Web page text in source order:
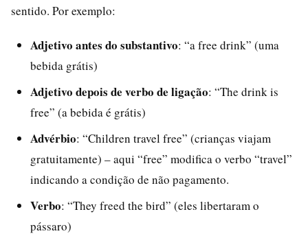
sentido. Por exemplo:
Adjetivo antes do substantivo: “a free drink” (uma
bebida grátis)
Adjetivo depois de verbo de ligação: “The drink is
free” (a bebida é grátis)
Advérbio: “Children travel free” (crianças viajam
gratuitamente) – aqui “free” modifica o verbo “travel”
indicando a condição de não pagamento.
Verbo: “They freed the bird” (eles libertaram o
pássaro)